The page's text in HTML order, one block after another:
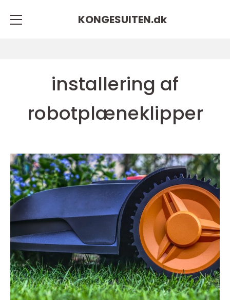
KONGESUITEN.dk
installering af
robotplæneklipper